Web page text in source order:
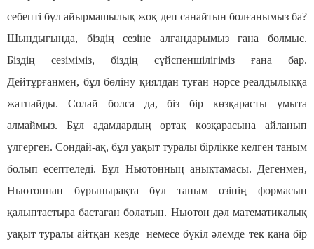
себепті бұл айырмашылық жоқ деп санайтын болғанымыз ба?
Шындығында, біздің сезіне алғандарымыз ғана болмыс.
Біздің сезіміміз, біздің сүйспеншілігіміз ғана бар.
Дейтұрғанмен, бұл бөліну қиялдан туған нәрсе реалдылыққа
жатпайды. Солай болса да, біз бір көзқарасты ұмыта
алмаймыз. Бұл адамдардың ортақ көзқарасына айланып
үлгерген. Сондай-ақ, бұл уақыт туралы бірлікке келген таным
болып есептеледі. Бұл Ньютонның анықтамасы. Дегенмен,
Ньютоннан бұрынырақта бұл таным өзінің формасын
қалыптастыра бастаған болатын. Ньютон дәл математикалық
уақыт туралы айтқан кезде немесе бүкіл әлемде тек қана бір